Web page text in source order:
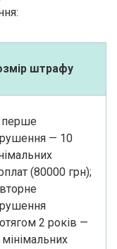
штрафу
перше
— 10
(80000 грн);
2 років —